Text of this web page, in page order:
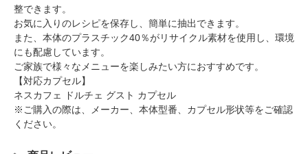
整できます。
お気に入りのレシピを保存し、簡単に抽出できます。
また、本体のプラスチック40％がリサイクル素材を使用し、環境
にも配慮しています。
ご家族で様々なメニューを楽しみたい方におすすめです。
【対応カプセル】
ネスカフェ ドルチェ グスト カプセル
※ご購入の際は、メーカー、本体型番、カプセル形状等をご確認
ください。